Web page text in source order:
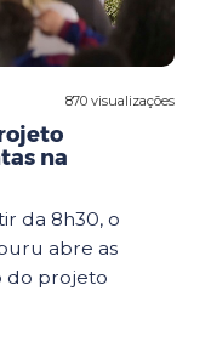
870 visualizações
na
da 8h30, o
abre as
do projeto